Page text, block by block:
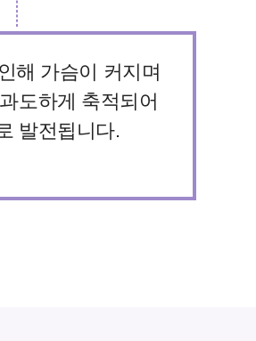
해 가슴이 커지며
도하게 축적되어
발전됩니다.